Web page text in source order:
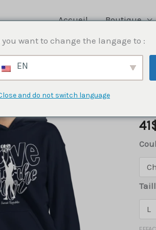
Accueil Boutique
41
you want to change the langage to :
EN
and do not switch language